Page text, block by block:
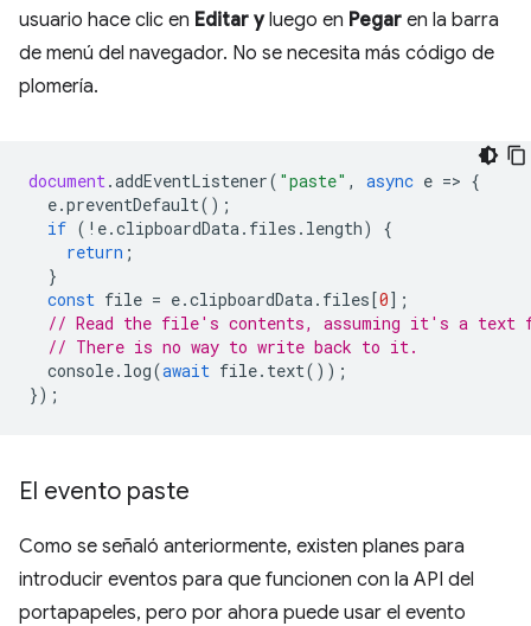
usuario hace clic en Editar yluego en Pegar en la barra
de menú del navegador. No se necesita más código de
plomería.
document.addEventListener( "paste" , async e => {
e.preventDefault();
if ( ! e.clipboardData. files . length)
{
return ;
}
const file = e.clipboardData. files[0];
// Read the file's contents, assuming it's a
// There is no way to write back to it.
console. log(await file. text());
});
El evento paste
Como se señaló anteriormente, existen planes para
introducir eventos para que funcionen con la API del
portapapeles, pero por ahora puede usar el evento